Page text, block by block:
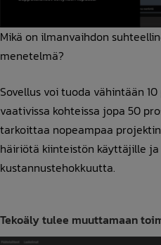
Mikä on ilmanvaihdon
menetelmä?
Sovellus voi tuoda vähintään
vaativissa kohteissa jopa 50
tarkoittaa nopeampaa
häiriötä kiinteistön käyttäjille
kustannustehokkuutta.
Tekoäly tulee muuttamaan